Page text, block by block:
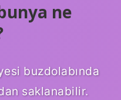
ne
buzdolabında
saklanabilir.